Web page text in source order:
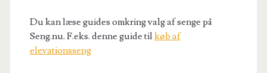
Du kan læse guides omkring valg af senge på
Seng.nu. F.eks. denne guide til køb af
elevationsseng